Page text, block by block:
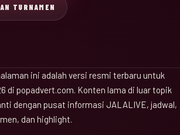
TURNAMEN
ini adalah versi resmi terbaru untuk
di popadvert.com. Konten lama di luar topik
dengan pusat informasi JALALIVE, jadwal,
dan highlight.